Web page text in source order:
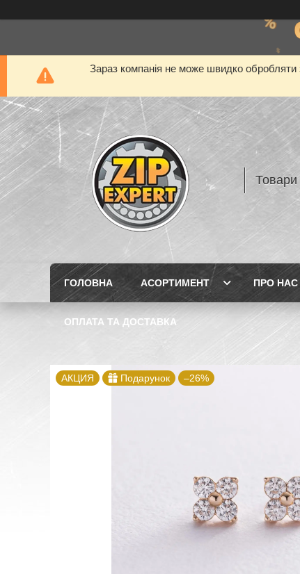
Зараз компанія не може швидко обробляти
Товари
ГОЛОВНА АСОРТИМЕНТ ПРО НАС
ОПЛАТА ТА ДОСТАВКА
АКЦИЯ Подарунок –26%